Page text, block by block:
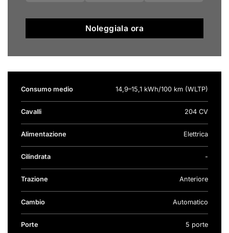
Noleggiala ora
Consumo medio 14,9–15,1 kWh/100 km (WLTP)
Cavalli 204 CV
Alimentazione Elettrica
Cilindrata -
Trazione Anteriore
Cambio Automatico
Porte 5 porte